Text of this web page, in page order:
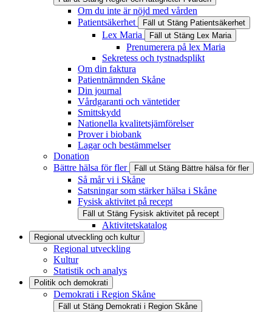
Om du inte är nöjd med vården
Patientsäkerhet
Fäll ut Stäng Patientsäkerhet
Lex Maria Fäll ut Stäng Lex Maria
Prenumerera på lex Maria
Sekretess och tystnadsplikt
Om din faktura
Patientnämnden Skåne
Din journal
Vårdgaranti och väntetider
Smittskydd
Nationella kvalitetsjämförelser
Prover i biobank
Lagar och bestämmelser
Donation
Bättre hälsa för fler
Fäll ut Stäng Bättre hälsa för fler
Så mår vi i Skåne
Satsningar som stärker hälsa i Skåne
Fysisk aktivitet på recept
Fäll ut Stäng Fysisk aktivitet på recept
Aktivitetskatalog
Regional utveckling och kultur
Regional utveckling
Kultur
Statistik och analys
Politik och demokrati
Demokrati i Region Skåne
Fäll ut Stäng Demokrati i Region Skåne